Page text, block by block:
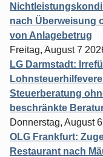
nach Überweisung
von Anlagebetrug
Freitag, August 7
LG Darmstadt:
Steuerberatung
beschränkte
Donnerstag, August
OLG Frankfurt:
Restaurant nach